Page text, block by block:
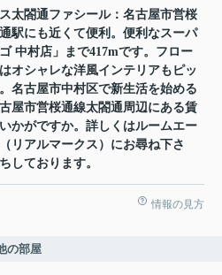
太閤通ファシール：名古屋市営桜
駅にも近くて便利。便利なスーパ
中村店」まで417mです。フロー
オシャレな洋風インテリアもピッ
名古屋市中村区で新生活を始める
屋市営桜通線太閤通周辺にある賃
かがですか。詳しくはルームエー
リアルマークス）にお尋ね下さ
しております。
情報の見方
の部屋